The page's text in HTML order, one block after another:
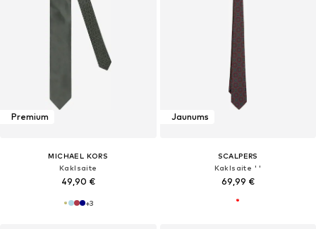
Premium
MICHAEL KORS
Kaklsaite
49,90 €
+3
Jaunums
SCALPERS
Kaklsaite ' '
69,99 €